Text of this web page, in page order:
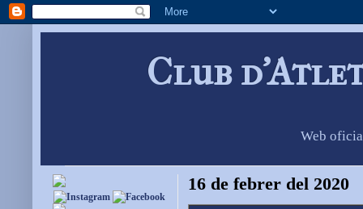
Club
Web
16 de febrer del 2020